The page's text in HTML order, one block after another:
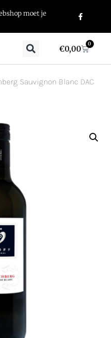
moet je
€0,00
0
Sauvignon Blanc DAC